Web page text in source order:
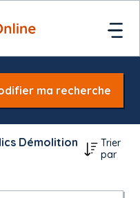
ma recherche
Démolition
Trier
par